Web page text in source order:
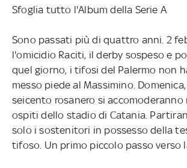
Sfoglia tutto l'Album della Serie A
Sono passati più di quattro anni. 2
l'omicidio Raciti, il derby sospeso e
quel giorno, i tifosi del Palermo non
messo piede al Massimino. Domenica,
seicento rosanero si
ospiti dello stadio di Catania.
solo i sostenitori in possesso della
tifoso. Un primo piccolo passo verso